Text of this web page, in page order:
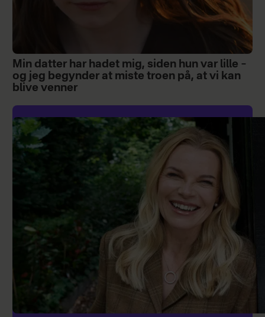
Min datter har hadet mig, siden hun var lille –
og jeg begynder at miste troen på, at vi kan
blive venner